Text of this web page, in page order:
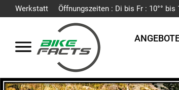
Werkstatt Öffnungszeiten : Di bis Fr : 10°° bis